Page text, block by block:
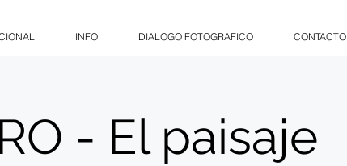
INFO DIALOGO FOTOGRAFICO CONTACTO
- El paisaje